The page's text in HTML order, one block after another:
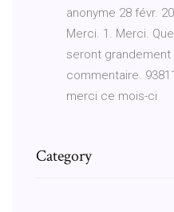
anonyme 28 févr.
Merci. 1. Merci.
seront
commentaire.
merci ce mois-ci
Category